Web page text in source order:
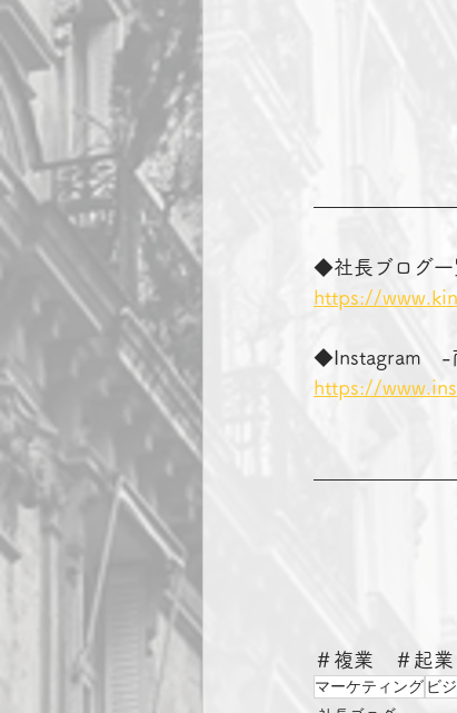
◆社長ブロ
https://
◆Instagram　-
https://
＃複業　＃起
マーケティング ビ